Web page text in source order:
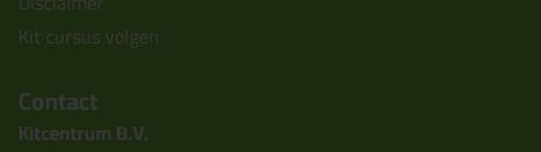
Kit cursus volgen
Contact
Kitcentrum B.V.